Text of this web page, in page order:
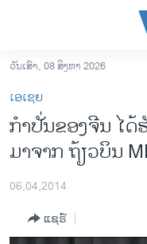
ເຂົ້າ
ຫາ
ຂ້າມ
ຂ້າມ
ຫາ
ລາວ
ການເລືອກຕັ້ງ ປະທານາທີບໍ
ຂ່າວ​ຈີນ
ໂລກ
ວັນເສົາ, 08 ສິງຫາ 2026
ເອເຊຍ
ກຳປັ່ນຂອງຈີນ ໄດ້
ມາຈາກ ຖ້ຽວບິນ
06,04,2014
ແຊຣ໌